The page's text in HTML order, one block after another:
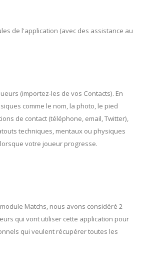
de l'application (avec des assistance au
(importez-les de vos Contacts). En
comme le nom, la photo, le pied
de contact (téléphone, email, Twitter),
techniques, mentaux ou physiques
votre joueur progresse.
Matchs, nous avons considéré 2
qui vont utiliser cette application pour
qui veulent récupérer toutes les